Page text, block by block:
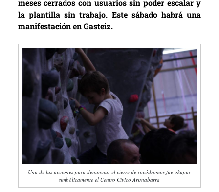
meses cerrados con usuarios sin poder escalar y
la plantilla sin trabajo. Este sábado habrá una
manifestación en Gasteiz.
Una de las acciones para denunciar el cierre de rocódromos fue okupar
simbólicamente el Centro Cívico Ariznabarra